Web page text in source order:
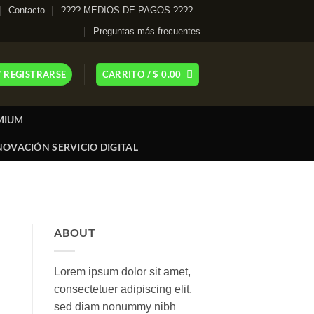
Contacto
???? MEDIOS DE PAGOS ????
Preguntas más frecuentes
CARRITO /$ 0.00
SERVICIO DIGITAL
ABOUT
Lorem ipsum dolor sit amet,
consectetuer adipiscing elit,
sed diam nonummy nibh